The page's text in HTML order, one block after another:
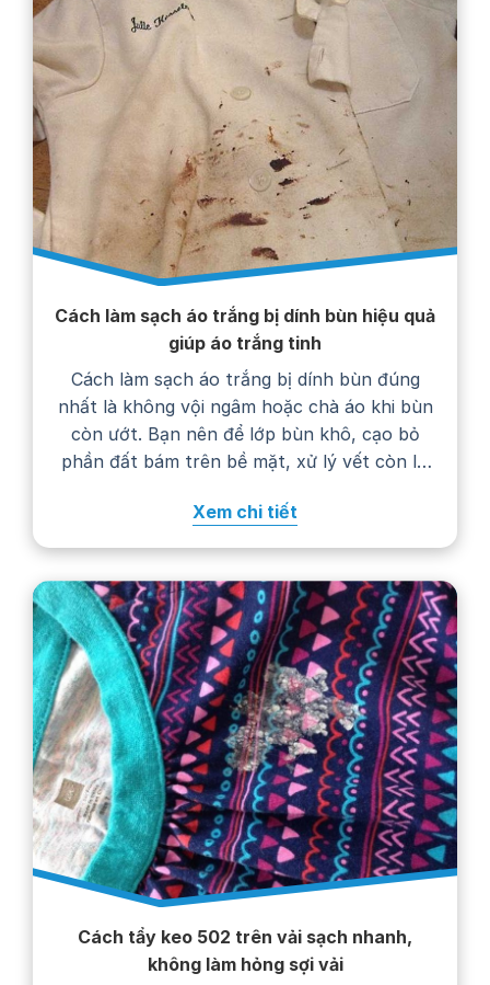
Cách làm sạch áo trắng bị dính bùn hiệu quả
giúp áo trắng tinh
Cách làm sạch áo trắng bị dính bùn đúng
nhất là không vội ngâm hoặc chà áo khi bùn
còn ướt. Bạn nên để lớp bùn khô, cạo bỏ
phần đất bám trên bề mặt, xử lý vết còn lại
trên nhãn chăm sóc. Thực hiện…
Xem chi tiết
Cách tẩy keo 502 trên vải sạch nhanh,
không làm hỏng sợi vải